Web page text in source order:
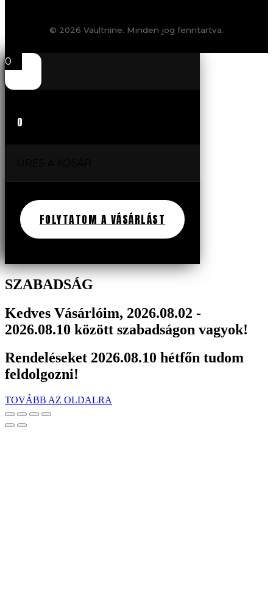
© 2026 Vaultnine. Minden jog fenntartva.
0
0
FOLYTATOM A VÁSÁRLÁST
SZABADSÁG
Kedves Vásárlóim, 2026.08.02 -
2026.08.10 között szabadságon vagyok!
Rendeléseket 2026.08.10 hétfőn tudom
feldolgozni!
TOVÁBB AZ OLDALRA